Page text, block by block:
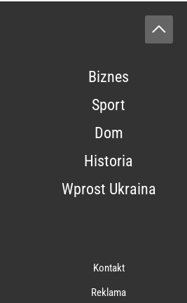
Biznes
Sport
Dom
Historia
Wprost Ukraina
Kontakt
Reklama